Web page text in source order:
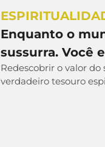
Enquanto o
sussurra. Você
Redescobrir o valor do
verdadeiro tesouro